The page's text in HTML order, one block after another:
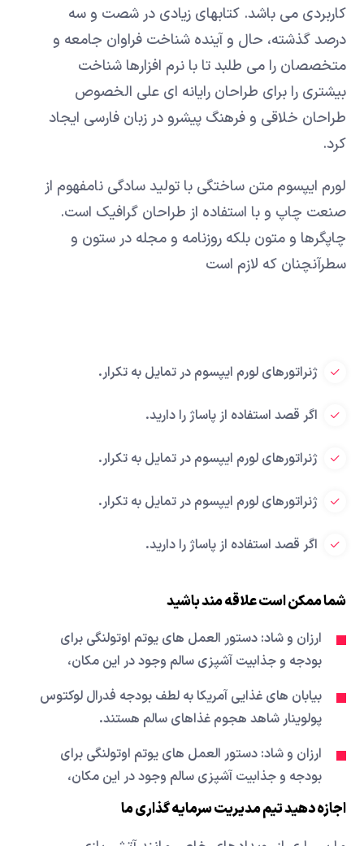
کاربردی می باشد. کتابهای زیادی در شصت و سه
درصد گذشته، حال و آینده شناخت فراوان جامعه و
متخصصان را می طلبد تا با نرم افزارها شناخت
بیشتری را برای طراحان رایانه ای علی الخصوص
طراحان خلاقی و فرهنگ پیشرو در زبان فارسی ایجاد
کرد.
لورم ایپسوم متن ساختگی با تولید سادگی نامفهوم از
صنعت چاپ و با استفاده از طراحان گرافیک است.
چاپگرها و متون بلکه روزنامه و مجله در ستون و
سطرآنچنان که لازم است
ژنراتورهای لورم ایپسوم در تمایل به تکرار.
اگر قصد استفاده از پاساژ را دارید.
ژنراتورهای لورم ایپسوم در تمایل به تکرار.
ژنراتورهای لورم ایپسوم در تمایل به تکرار.
اگر قصد استفاده از پاساژ را دارید.
شما ممکن است علاقه مند باشید
ارزان و شاد: دستور العمل های یوتم اوتولنگی برای
بودجه و جذابیت آشپزی سالم وجود در این مکان،
بیابان های غذایی آمریکا به لطف بودجه فدرال لوکتوس
پولوینار شاهد هجوم غذاهای سالم هستند.
ارزان و شاد: دستور العمل های یوتم اوتولنگی برای
بودجه و جذابیت آشپزی سالم وجود در این مکان،
اجازه دهید تیم مدیریت سرمایه گذاری ما